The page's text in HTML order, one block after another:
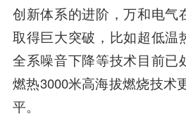
创新体系的进阶，万和电气
取得巨大突破，比如超低温
全系噪音下降等技术目前已
燃热3000米高海拔燃烧技术
平。